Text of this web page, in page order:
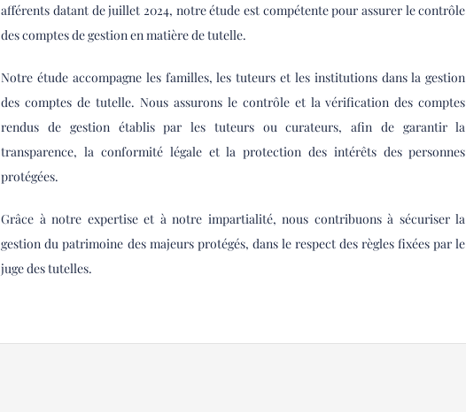
afférents datant de juillet 2024, notre étude est compétente pour assurer le contrôle
des comptes de gestion en matière de tutelle.
Notre étude accompagne les familles, les tuteurs et les institutions dans la gestion
des comptes de tutelle. Nous assurons le contrôle et la vérification des comptes
rendus de gestion établis par les tuteurs ou curateurs, afin de garantir la
transparence, la conformité légale et la protection des intérêts des personnes
protégées.
Grâce à notre expertise et à notre impartialité, nous contribuons à sécuriser la
gestion du patrimoine des majeurs protégés, dans le respect des règles fixées par le
juge des tutelles.